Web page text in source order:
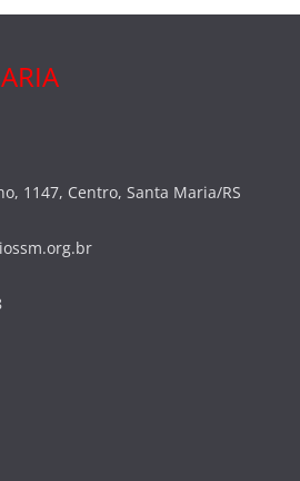
1147, Centro, Santa Maria/RS